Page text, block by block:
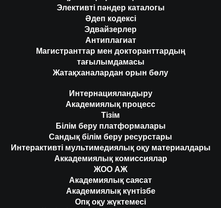
Элективті пәндер каталогы
Әдеп кодексі
Эдвайзерлер
Антиплагиат
Магистранттар мен докторанттардың
тағылымдамасы
Жатақханалардан орын бөлу
Интернацияландыру
Академиялық процесс
Тізім
Білім беру платформалары
Сандық білім беру ресурстары
Интерактивті мультимедиялық оқу материалдары
Аккадемиялық комиссиялар
ЖОО АЖ
Академиялық саясат
Академиялық күнтізбе
Опқ оқу жүктемесі